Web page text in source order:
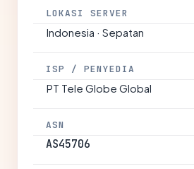
LOKASI SERVER
Indonesia · Sepatan
ISP / PENYEDIA
PT Tele Globe Global
ASN
AS45706